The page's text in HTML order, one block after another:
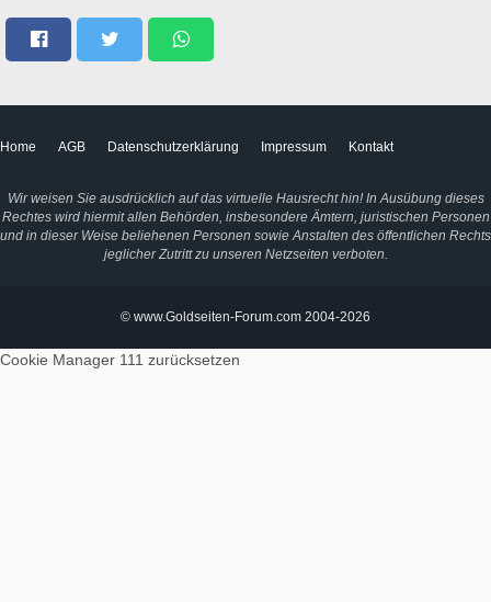
Home AGB Datenschutzerklärung Impressum Kontakt
Wir weisen Sie ausdrücklich auf das virtuelle Hausrecht hin! In Ausübung dieses
Rechtes wird hiermit allen Behörden, insbesondere Ämtern, juristischen Personen
und in dieser Weise beliehenen Personen sowie Anstalten des öffentlichen Rechts
jeglicher Zutritt zu unseren Netzseiten verboten.
© www.Goldseiten-Forum.com 2004-2026
Cookie Manager 111 zurücksetzen